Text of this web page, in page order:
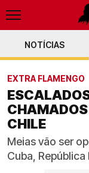
NOTÍCIAS
EXTRA FLAMENGO
CHAMADOS
CHILE
Meias vão ser
Cuba,